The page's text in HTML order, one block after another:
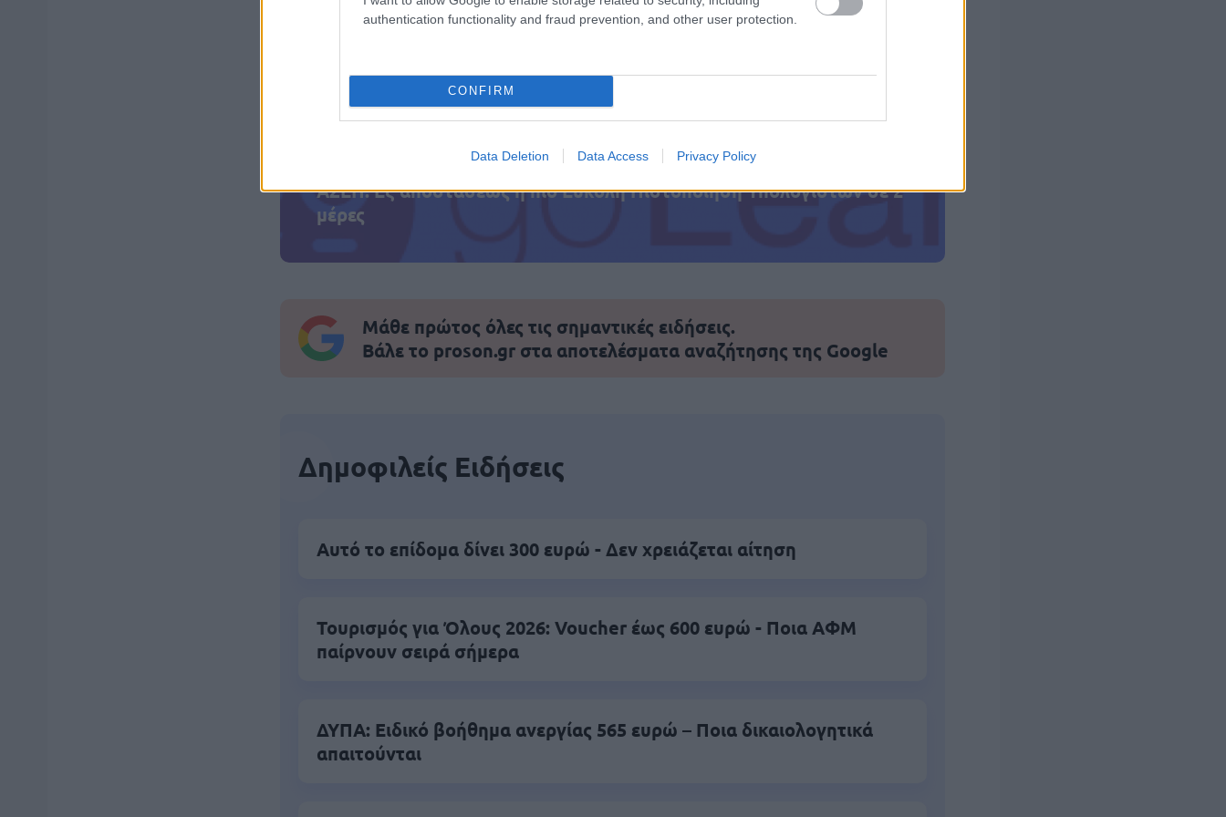
authentication functionality and fraud prevention, and other user protection.
CONFIRM
Data Deletion Data Access Privacy Policy
ΑΣΕΠ: Εξ αποστάσεως η πιο Εύκολη Πιστοποίηση Υπολογιστών σε 2
μέρες
Μάθε πρώτος όλες τις σημαντικές ειδήσεις.
Βάλε το proson.gr στα αποτελέσματα αναζήτησης της Google
Δημοφιλείς Ειδήσεις
Αυτό το επίδομα δίνει 300 ευρώ - Δεν χρειάζεται αίτηση
Τουρισμός για Όλους 2026: Voucher έως 600 ευρώ - Ποια ΑΦΜ
παίρνουν σειρά σήμερα
ΔΥΠΑ: Ειδικό βοήθημα ανεργίας 565 ευρώ – Ποια δικαιολογητικά
απαιτούνται